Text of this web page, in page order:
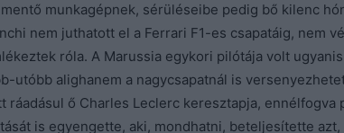
munkagépnek, sérüléseibe pedig bő kilenc
nem juthatott el a Ferrari F1-es csapatáig, nem
róla. A Marussia egykori pilótája volt
utóbb alighanem a nagycsapatnál is
ráadásul ő Charles Leclerc keresztapja, ennélfogva
is egyengette, aki, mondhatni, beteljesítette